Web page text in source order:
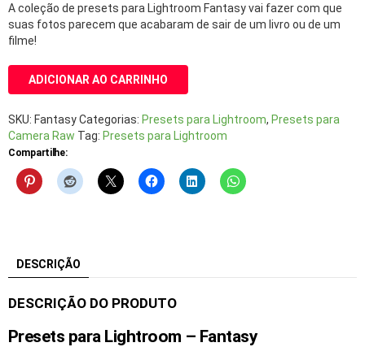
A coleção de presets para Lightroom Fantasy vai fazer com que
suas fotos parecem que acabaram de sair de um livro ou de um
filme!
ADICIONAR AO CARRINHO
SKU: FantasyCategorias: Presets para Lightroom, Presets para
Camera Raw Tag: Presets para Lightroom
Compartilhe:
DESCRIÇÃO
DESCRIÇÃO DO PRODUTO
Presets para Lightroom – Fantasy